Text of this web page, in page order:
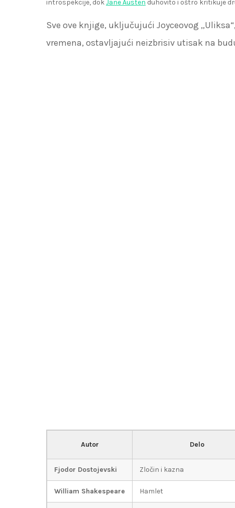
introspekcije, dokJane Austen duhovito i oštro kritikuje
Sve ove knjige, uključujući Joyceovog
vremena, ostavljajući neizbrisiv utisak na
Autor Delo
Fjodor Dostojevski Zločin i kazna
William Shakespeare Hamlet